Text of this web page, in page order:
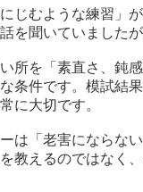
じむような練習」
を聞いていました
所を「素直さ、鈍
条件です。模試結
に大切です。
は「老害にならな
教えるのではなく